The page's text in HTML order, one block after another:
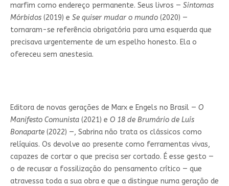
marfim como endereço permanente. Seus livros — Sintomas
Mórbidos(2019) e Se quiser mudar o mundo(2020) —
tornaram-se referência obrigatória para uma esquerda que
precisava urgentemente de um espelho honesto. Ela o
ofereceu sem anestesia.
Editora de novas gerações de Marx e Engels no Brasil — O
Manifesto Comunista(2021) e O 18 de Brumário de Luís
Bonaparte(2022) —, Sabrina não trata os clássicos como
relíquias. Os devolve ao presente como ferramentas vivas,
capazes de cortar o que precisa ser cortado. É esse gesto —
o de recusar a fossilização do pensamento crítico — que
atravessa toda a sua obra e que a distingue numa geração de